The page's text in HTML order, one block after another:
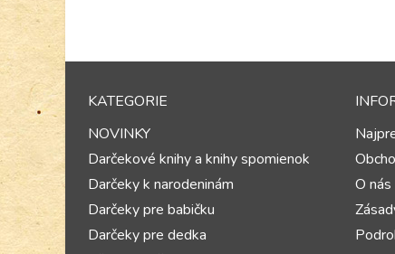
KATEGORIE
NOVINKY
Darčekové knihy a knihy spomienok
Darčeky k narodeninám
Darčeky pre babičku
Darčeky pre dedka
O nás